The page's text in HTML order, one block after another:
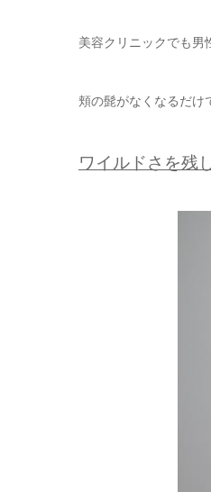
美容クリニックでも男
頬の髭がなくなるだけ
ワイルドさを残